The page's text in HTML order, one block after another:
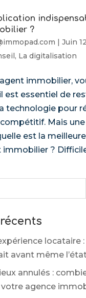
?
Juin
, La digitalisation
immobilier,
est essentiel de
technologie pour
Mais
est la
? Difficile
locataire
avant même
annulés :
agence